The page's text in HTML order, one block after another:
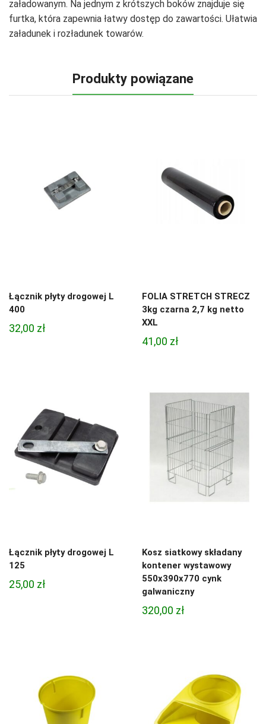
załadowanym. Na jednym z krótszych boków znajduje się
furtka, która zapewnia łatwy dostęp do zawartości. Ułatwia
załadunek i rozładunek towarów.
Produkty powiązane
Łącznik płyty drogowej L
400
32,00 zł
FOLIA STRETCH STRECZ
3kg czarna 2,7 kg netto
XXL
41,00 zł
Łącznik płyty drogowej L
125
25,00 zł
Kosz siatkowy składany
kontener wystawowy
550x390x770 cynk
galwaniczny
320,00 zł